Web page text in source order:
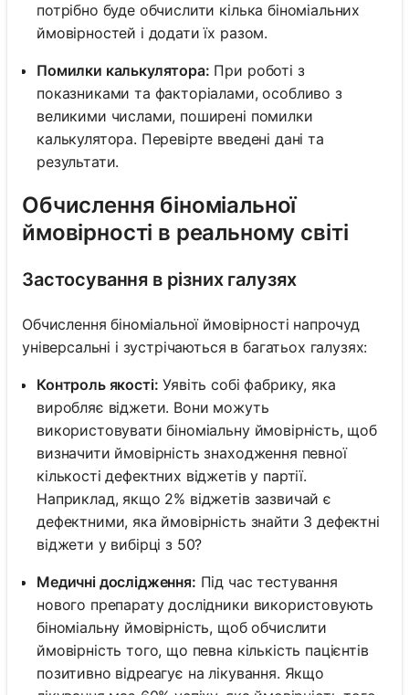
потрібно буде обчислити кілька біноміальних
ймовірностей і додати їх разом.
Помилки калькулятора: При роботі з
показниками та факторіалами, особливо з
великими числами, поширені помилки
калькулятора. Перевірте введені дані та
результати.
Обчислення біноміальної
ймовірності в реальному світі
Застосування в різних галузях
Обчислення біноміальної ймовірності напрочуд
універсальні і зустрічаються в багатьох галузях:
Контроль якості: Уявіть собі фабрику, яка
виробляє віджети. Вони можуть
використовувати біноміальну ймовірність, щоб
визначити ймовірність знаходження певної
кількості дефектних віджетів у партії.
Наприклад, якщо 2% віджетів зазвичай є
дефектними, яка ймовірність знайти 3 дефектні
віджети у вибірці з 50?
Медичні дослідження: Під час тестування
нового препарату дослідники використовують
біноміальну ймовірність, щоб обчислити
ймовірність того, що певна кількість пацієнтів
позитивно відреагує на лікування. Якщо